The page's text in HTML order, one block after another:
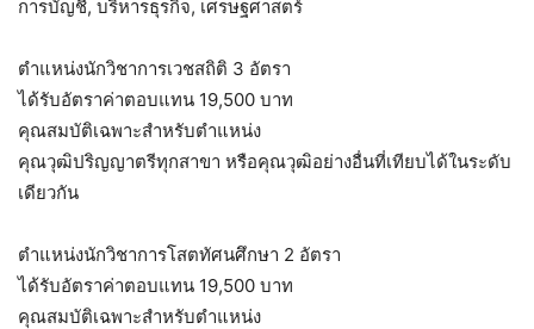
การบัญชี, บริหารธุรกิจ, เศรษฐศาสตร์
ตำแหน่งนักวิชาการเวชสถิติ 3 อัตรา
ได้รับอัตราค่าตอบแทน 19,500 บาท
คุณสมบัติเฉพาะสำหรับตำแหน่ง
คุณวุฒิปริญญาตรีทุกสาขา หรือคุณวุฒิอย่างอื่นที่เทียบได้ในระดับ
เดียวกัน
ตำแหน่งนักวิชาการโสตทัศนศึกษา 2 อัตรา
ได้รับอัตราค่าตอบแทน 19,500 บาท
คุณสมบัติเฉพาะสำหรับตำแหน่ง